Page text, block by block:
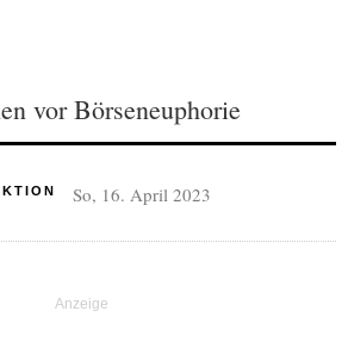
vor Börseneuphorie
So, 16. April 2023